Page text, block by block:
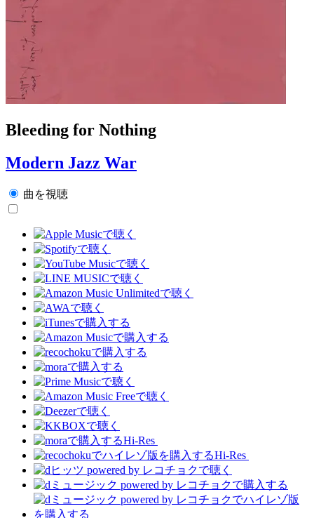
Bleeding for Nothing
Modern Jazz War
曲を視聴
Hi-Res
Hi-Res